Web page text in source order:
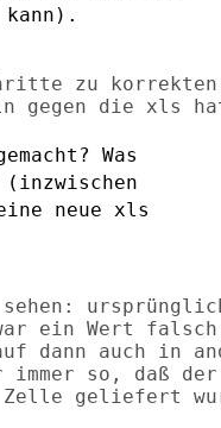
zu
Was
(inzwischen
neue xls
ein Wert
dann auch in
so, daß